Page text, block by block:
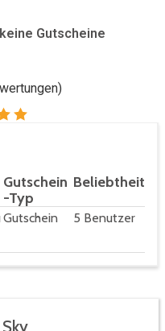
Gutscheine
Gutschein
-Typ
Beliebtheit
Gutschein 5 Benutzer